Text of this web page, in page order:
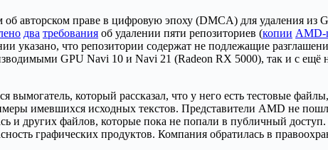
авторском праве в цифровую эпоху (DMCA) для удаления из
два требования об удалении пяти репозиториев (копии AMD-
указано, что репозитории содержат не подлежащие
GPU Navi 10 и Navi 21 (Radeon RX 5000), так и с ещё
вымогатель, который рассказал, что у него есть тестовые
имевшихся исходных текстов. Представители AMD не
и других файлов, которые пока не попали в публичный
графических продуктов. Компания обратилась в